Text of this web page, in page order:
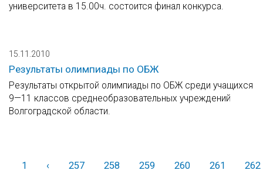
университета в 15.00ч. состоится финал конкурса.
15.11.2010
Результаты олимпиады по ОБЖ
Результаты открытой олимпиады по ОБЖ среди учащихся
9—11 классов среднеобразовательных учреждений
Волгоградской области.
1 ‹Назад257 258 259 260 261 262